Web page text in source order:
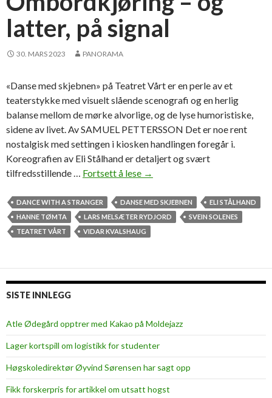
latter, på signal
30. MARS 2023 PANORAMA
«Danse med skjebnen» på Teatret Vårt er en perle av et
teaterstykke med visuelt slående scenografi og en herlig
balanse mellom de mørke alvorlige, og de lyse humoristiske,
sidene av livet. Av SAMUEL PETTERSSON Det er noe rent
nostalgisk med settingen i kiosken handlingen foregår i.
Koreografien av Eli Stålhand er detaljert og svært
tilfredsstillende … Fortsett å lese O
b
o
r
n
g
–
o
g
→
DANCE WITH A STRANGER DANSE MED SKJEBNEN
ELI STÅLHAND
HANNE TØMTA
LARS MELSÆTER RYDJORD
SVEIN SOLENES
TEATRET VÅRT
VIDAR KVALSHAUG
SISTE INNLEGG
Atle Ødegård opptrer med Kakao på Moldejazz
Lager kortspill om logistikk for studenter
Høgskoledirektør Øyvind Sørensen har sagt opp
Fikk forskerpris for artikkel om utsatt hogst